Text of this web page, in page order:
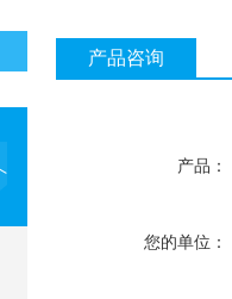
产品咨询
产品：
您的单位：